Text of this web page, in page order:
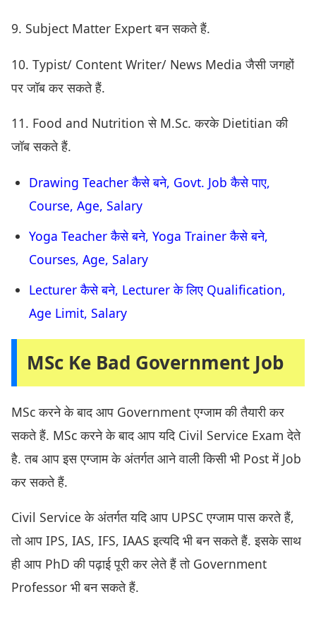
9. Subject Matter Expert बन सकते हैं.
10. Typist/ Content Writer/ News Media जैसी जगहों
पर जॉब कर सकते हैं.
11. Food and Nutrition से M.Sc. करके Dietitian की
जॉब सकते हैं.
Drawing Teacher कैसे बने, Govt. Job कैसे पाए,
Course, Age, Salary
Yoga Teacher कैसे बने, Yoga Trainer कैसे बने,
Courses, Age, Salary
Lecturer कैसे बने, Lecturer के लिए Qualification,
Age Limit, Salary
MSc Ke Bad Government Job
MSc करने के बाद आप Government एग्जाम की तैयारी कर
सकते हैं. MSc करने के बाद आप यदि Civil Service Exam देते
है. तब आप इस एग्जाम के अंतर्गत आने वाली किसी भी Post में Job
कर सकते हैं.
Civil Service के अंतर्गत यदि आप UPSC एग्जाम पास करते हैं,
तो आप IPS, IAS, IFS, IAAS इत्यदि भी बन सकते हैं. इसके साथ
ही आप PhD की पढ़ाई पूरी कर लेते हैं तो Government
Professor भी बन सकते हैं.